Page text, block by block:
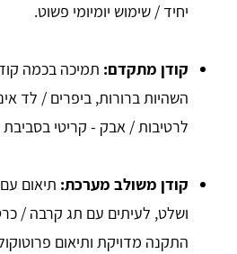
יחיד / שימוש יומיומי פשוט.
קודן מתקדם: תמיכה בכמה
השהיות ברורות, ביפרים / לד
לרטיבות / אבק - קריטי
קודן משולב מערכת: תיאום
ושלט, לעיתים עם תג קרבה /
התקנה מדויקת ותיאום